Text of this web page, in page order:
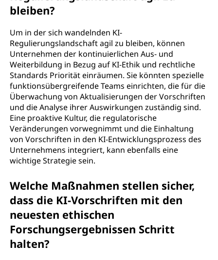
bleiben?
Um in der sich wandelnden KI-
Regulierungslandschaft agil zu bleiben, können
Unternehmen der kontinuierlichen Aus- und
Weiterbildung in Bezug auf KI-Ethik und rechtliche
Standards Priorität einräumen. Sie könnten spezielle
funktionsübergreifende Teams einrichten, die für die
Überwachung von Aktualisierungen der Vorschriften
und die Analyse ihrer Auswirkungen zuständig sind.
Eine proaktive Kultur, die regulatorische
Veränderungen vorwegnimmt und die Einhaltung
von Vorschriften in den KI-Entwicklungsprozess des
Unternehmens integriert, kann ebenfalls eine
wichtige Strategie sein.
Welche Maßnahmen stellen sicher,
dass die KI-Vorschriften mit den
neuesten ethischen
Forschungsergebnissen Schritt
halten?